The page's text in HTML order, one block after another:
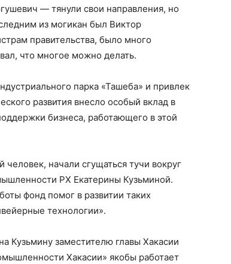
— тянули свои направления, но
из могикан был Виктор
правительства, было много
что многое можно делать.
парка «Ташеба» и привлек
развития внесло особый вклад в
бизнеса, работающего в этой
начали сгущаться тучи вокруг
РХ Екатерины Кузьминой.
фонд помог в развитии таких
технологии».
Кузьмину заместителю главы Хакасии
Хакасии» якобы работает